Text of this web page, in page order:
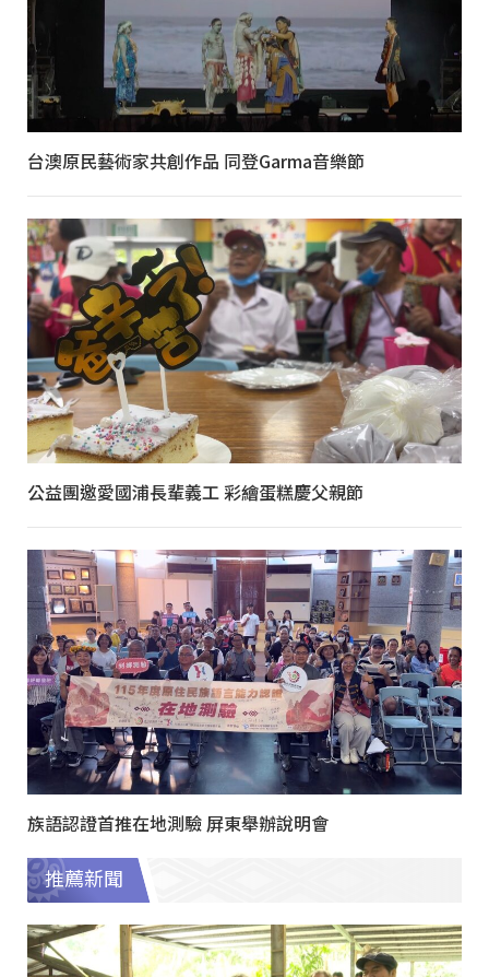
台澳原民藝術家共創作品 同登Garma音樂節
公益團邀愛國浦長輩義工 彩繪蛋糕慶父親節
族語認證首推在地測驗 屏東舉辦說明會
推薦新聞